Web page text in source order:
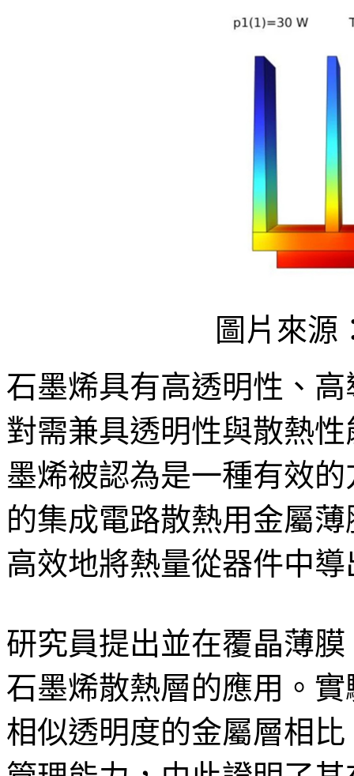
圖片來源
石墨烯具有高透明性、
對需兼具透明性與散熱
墨烯被認為是一種有效
的集成電路散熱用金屬
高效地將熱量從器件中導
研究員提出並在覆晶薄
石墨烯散熱層的應用。
相似透明度的金屬層相